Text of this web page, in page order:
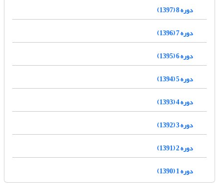
دوره 8 (1397)
دوره 7 (1396)
دوره 6 (1395)
دوره 5 (1394)
دوره 4 (1393)
دوره 3 (1392)
دوره 2 (1391)
دوره 1 (1390)